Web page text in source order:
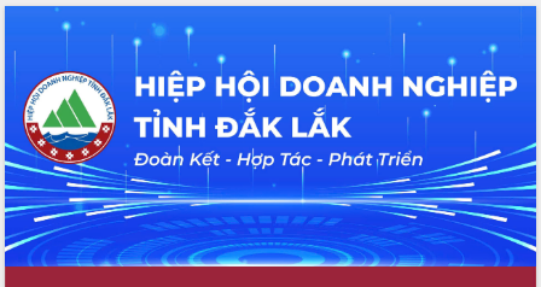
cho trạm y tế cấp xã
Du lịch Đắk Lắk nâng tầm trải nghiệm
du khách thông qua Hệ thống cơ sở dữ
liệu và Bản đồ số
Tập huấn ứng dụng trí tuệ nhân tạo (AI)
trong thương mại điện tử năm 2026
Đoàn đại biểu Quốc hội tỉnh Đắk Lắk
trao đổi thông tin trước Kỳ họp thứ
nhất, Quốc hội khóa XVI
Quyết liệt cải cách hành chính, khơi